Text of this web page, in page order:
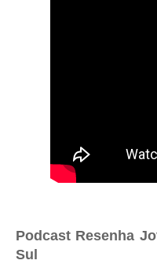
Podcast Resenha
Sul